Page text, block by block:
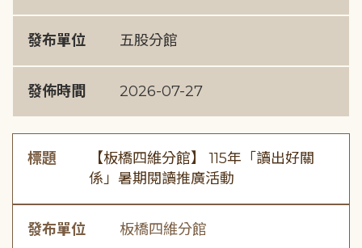
發布單位 五股分館
發佈時間 2026-07-27
標題
【板橋四維分館】 115年「讀出好關
係」暑期閱讀推廣活動
發布單位 板橋四維分館